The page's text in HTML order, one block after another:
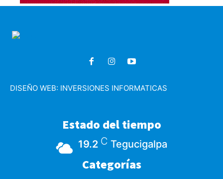
DISEÑO WEB: INVERSIONES INFORMATICAS
Estado del tiempo
19.2 C Tegucigalpa
Categorías